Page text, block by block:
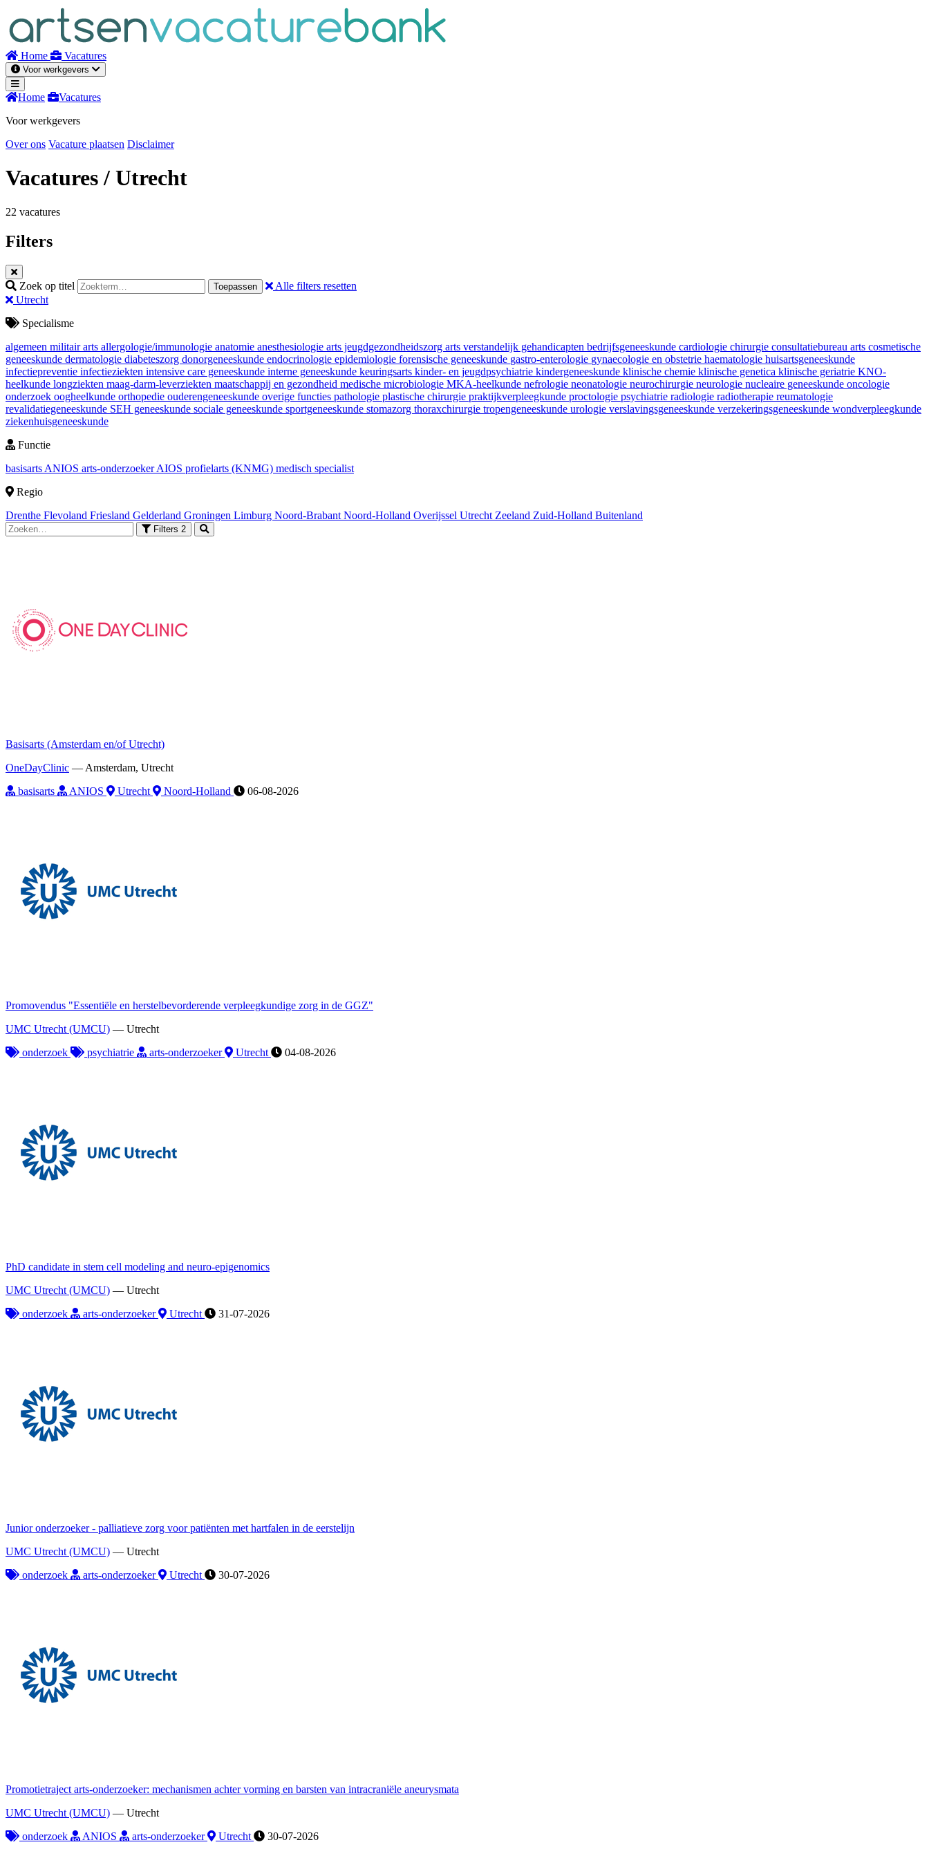
inhoud
Home Vacatures
Voor werkgevers
Home
Vacatures
Voor werkgevers
Over ons Vacature plaatsen Disclaimer
Vacatures/ Utrecht
22 vacatures
Filters
Zoek op titel Toepassen
Alle filters resetten
Utrecht
Specialisme
algemeen militair arts allergologie/immunologie anatomie anesthesiologie arts jeugdgezondheidszorg arts verstandelijk gehandicapten bedrijfsgeneeskunde cardiologie chirurgie consultatiebureau arts cosmetische
geneeskunde dermatologie diabeteszorg donorgeneeskunde endocrinologie epidemiologie forensische geneeskunde gastro-enterologie gynaecologie en obstetrie haematologie huisartsgeneeskunde
infectiepreventie infectieziekten intensive care geneeskunde interne geneeskunde keuringsarts kinder- en jeugdpsychiatrie kindergeneeskunde klinische chemie klinische genetica klinische geriatrie KNO-
heelkunde longziekten maag-darm-leverziekten maatschappij en gezondheid medische microbiologie MKA-heelkunde nefrologie neonatologie neurochirurgie neurologie nucleaire geneeskunde oncologie
onderzoek oogheelkunde orthopedie ouderengeneeskunde overige functies pathologie plastische chirurgie praktijkverpleegkunde proctologie psychiatrie radiologie radiotherapie reumatologie
revalidatiegeneeskunde SEH geneeskunde sociale geneeskunde sportgeneeskunde stomazorg thoraxchirurgie tropengeneeskunde urologie verslavingsgeneeskunde verzekeringsgeneeskunde wondverpleegkunde
ziekenhuisgeneeskunde
Functie
basisarts ANIOS arts-onderzoekerAIOS profielarts (KNMG) medisch specialist
Regio
Drenthe Flevoland Friesland Gelderland Groningen Limburg Noord-Brabant Noord-Holland Overijssel Utrecht Zeeland Zuid-Holland Buitenland
Filters 2
Basisarts (Amsterdam en/of Utrecht)
OneDayClinic — Amsterdam, Utrecht
basisarts
ANIOS Utrecht Noord-Holland 06-08-2026
Promovendus "Essentiële en herstelbevorderende verpleegkundige zorg in de GGZ"
UMC Utrecht (UMCU) — Utrecht
onderzoek
psychiatrie arts-onderzoeker Utrecht 04-08-2026
PhD candidate in stem cell modeling and neuro-epigenomics
UMC Utrecht (UMCU) — Utrecht
onderzoek
arts-onderzoeker Utrecht 31-07-2026
Junior onderzoeker - palliatieve zorg voor patiënten met hartfalen in de eerstelijn
UMC Utrecht (UMCU) — Utrecht
onderzoek
arts-onderzoeker Utrecht 30-07-2026
Promotietraject arts-onderzoeker: mechanismen achter vorming en barsten van intracraniële aneurysmata
UMC Utrecht (UMCU) — Utrecht
onderzoek
ANIOS arts-onderzoeker Utrecht 30-07-2026